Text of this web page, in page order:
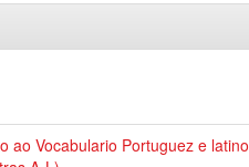
ao Vocabulario Portuguez e latino